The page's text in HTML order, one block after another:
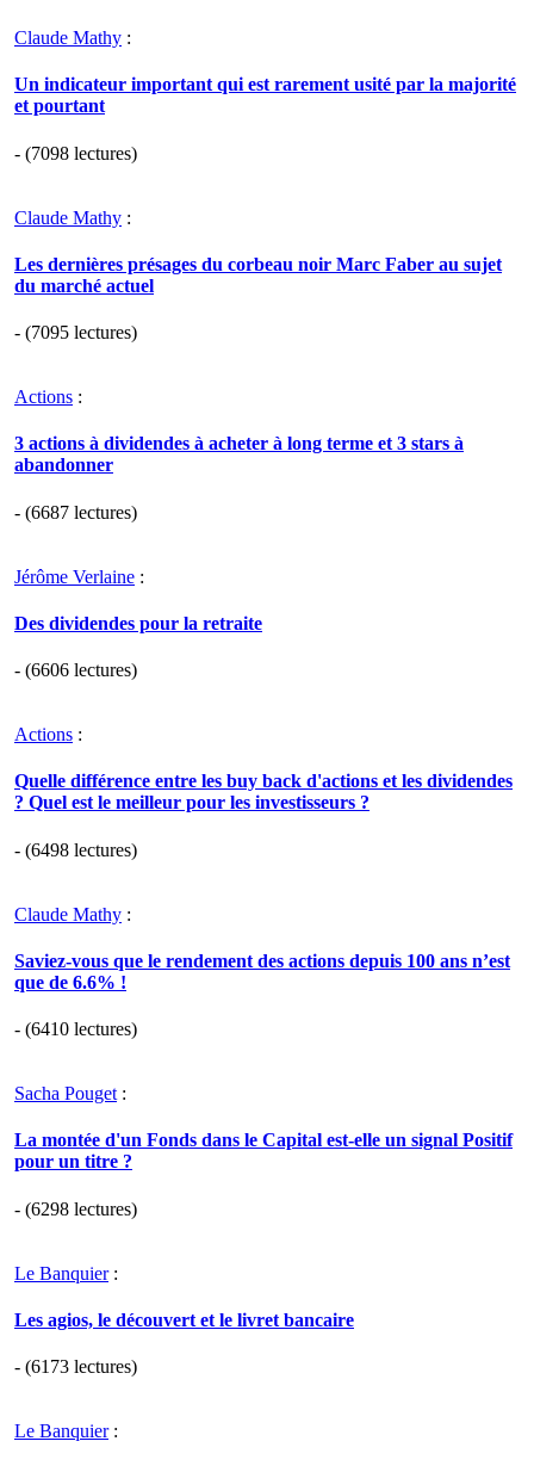
Claude Mathy :
Un indicateur important qui est rarement usité par la majorité
et pourtant
- (7098 lectures)
Claude Mathy :
Les dernières présages du corbeau noir Marc Faber au sujet
du marché actuel
- (7095 lectures)
Actions :
3 actions à dividendes à acheter à long terme et 3 stars à
abandonner
- (6687 lectures)
Jérôme Verlaine :
Des dividendes pour la retraite
- (6606 lectures)
Actions :
Quelle différence entre les buy back d'actions et les dividendes
? Quel est le meilleur pour les investisseurs ?
- (6498 lectures)
Claude Mathy :
Saviez-vous que le rendement des actions depuis 100 ans n’est
que de 6.6% !
- (6410 lectures)
Sacha Pouget :
La montée d'un Fonds dans le Capital est-elle un signal Positif
pour un titre ?
- (6298 lectures)
Le Banquier:
Les agios, le découvert et le livret bancaire
- (6173 lectures)
Le Banquier: